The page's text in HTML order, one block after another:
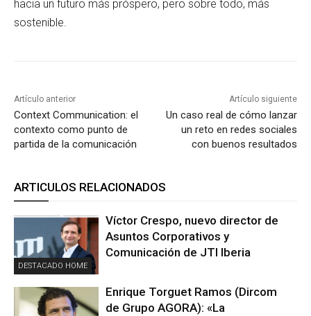
hacia un futuro más próspero, pero sobre todo, más
sostenible.
Artículo anterior
Context Communication: el
contexto como punto de
partida de la comunicación
Artículo siguiente
Un caso real de cómo lanzar
un reto en redes sociales
con buenos resultados
ARTICULOS RELACIONADOS
DESTACADO HOME
Víctor Crespo, nuevo director de
Asuntos Corporativos y
Comunicación de JTI Iberia
Enrique Torguet Ramos (Dircom
de Grupo AGORA): «La